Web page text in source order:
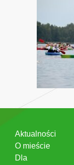
Aktualności
O mieście
Dla